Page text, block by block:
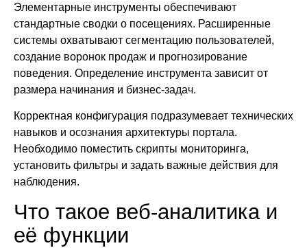
Элементарные инструменты обеспечивают
стандартные сводки о посещениях. Расширенные
системы охватывают сегментацию пользователей,
создание воронок продаж и прогнозирование
поведения. Определение инструмента зависит от
размера начинания и бизнес-задач.
Корректная конфигурация подразумевает технических
навыков и осознания архитектуры портала.
Необходимо поместить скрипты мониторинга,
установить фильтры и задать важные действия для
наблюдения.
Что такое веб-аналитика и
её функции